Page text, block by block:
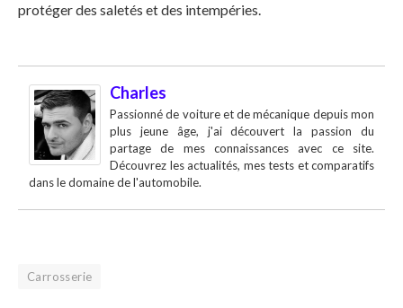
protéger des saletés et des intempéries.
Charles
Passionné de voiture et de mécanique depuis mon
plus jeune âge, j'ai découvert la passion du
partage de mes connaissances avec ce site.
Découvrez les actualités, mes tests et comparatifs
dans le domaine de l'automobile.
Carrosserie